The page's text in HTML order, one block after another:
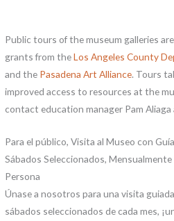
Public tours of the museum galleries
grants from theLos Angeles County
and the Pasadena Art Alliance. Tours
improved access to resources at the
contact education manager Pam
Para el público, Visita al Museo con Guía
Sábados Seleccionados, Mensualmente
Persona
Únase a nosotros para una visita
sábados seleccionados de cada mes,